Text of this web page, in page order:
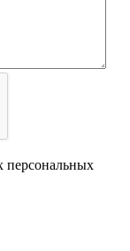
персональных